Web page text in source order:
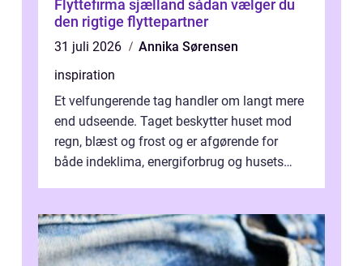
Flyttefirma sjælland sådan vælger du
den rigtige flyttepartner
31 juli 2026
Annika Sørensen
inspiration
Et velfungerende tag handler om langt mere
end udseende. Taget beskytter huset mod
regn, blæst og frost og er afgørende for
både indeklima, energiforbrug og husets